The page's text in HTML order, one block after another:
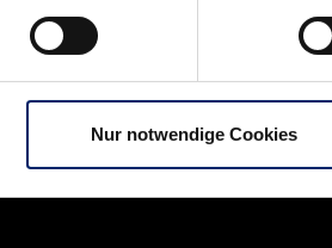
Nur notwendige Cookies